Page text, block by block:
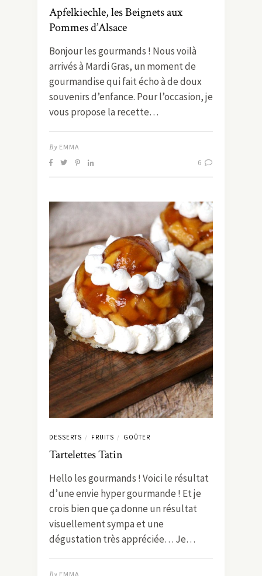
Apfelkiechle, les Beignets aux
Pommes d’Alsace
Bonjour les gourmands ! Nous voilà
arrivés à Mardi Gras, un moment de
gourmandise qui fait écho à de doux
souvenirs d’enfance. Pour l’occasion, je
vous propose la recette…
By EMMA
6
DESSERTS / FRUITS / GOÛTER
Tartelettes Tatin
Hello les gourmands ! Voici le résultat
d’une envie hyper gourmande ! Et je
crois bien que ça donne un résultat
visuellement sympa et une
dégustation très appréciée… Je…
EMMA